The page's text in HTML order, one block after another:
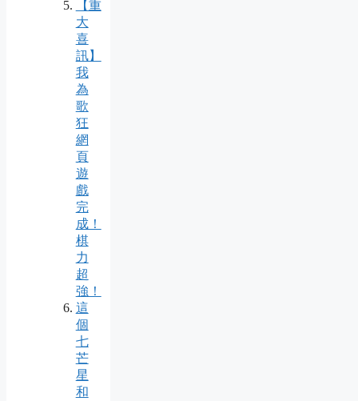
【重
大
喜
訊】
我
為
歌
狂
網
頁
遊
戲
完
成！
棋
力
超
強！
這
個
七
芒
星
和